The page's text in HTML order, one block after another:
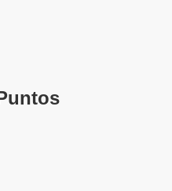
Barcelona, Català y